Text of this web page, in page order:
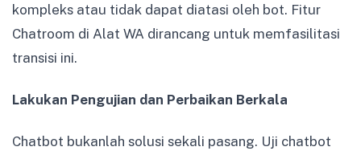
kompleks atau tidak dapat diatasi oleh bot. Fitur
Chatroom di Alat WA dirancang untuk memfasilitasi
transisi ini.
Lakukan Pengujian dan Perbaikan Berkala
Chatbot bukanlah solusi sekali pasang. Uji chatbot